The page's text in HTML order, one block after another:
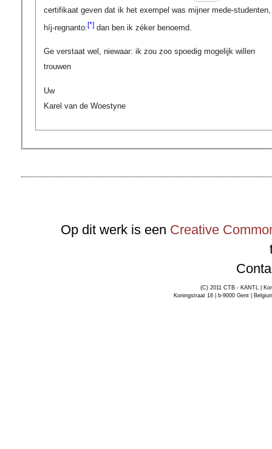
certifikaat geven dat ik het exempel was mijner mede-studenten,
híj-regnanto:[*]dan ben ik zéker benoemd.
Ge verstaat wel, niewaar: ik zou zoo spoedig mogelijk willen
trouwen
Uw
Karel van de Woestyne
Op dit werk is een Creative
(C) 2011 CTB - KANTL |
Koningstraat 18 | b-9000 Gent |